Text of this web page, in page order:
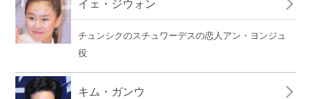
イェ・ジウォン
チュンシクのスチュワーデスの恋人アン・ヨンジュ
役
キム・ガンウ